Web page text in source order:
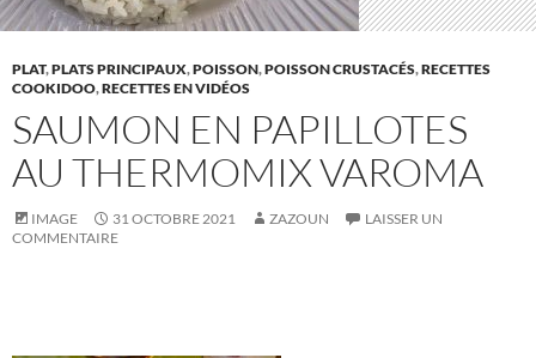
PLAT,PLATS PRINCIPAUX,POISSON,POISSON CRUSTACÉS,RECETTES
COOKIDOO,RECETTES EN VIDÉOS
SAUMON EN PAPILLOTES
AU THERMOMIX VAROMA
IMAGE 31 OCTOBRE 2021 ZAZOUN
LAISSER UN
COMMENTAIRE